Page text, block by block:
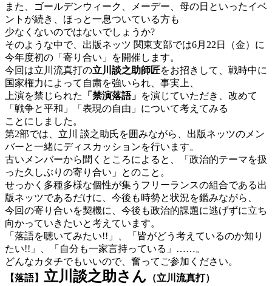
また、ゴールデンウィーク、メーデー、母の日といったイベ
ントが続き、ほっと一息ついている方も
少なくないのではないでしょうか?
そのような中で、出版ネッツ 関東支部では6月22日（金）に
今年度初の「寄り合い」を開催します。
今回は立川流真打の立川談之助師匠をお招きして、戦時中に
国家権力によって自粛を強いられ、事実上、
上演を禁じられた
「禁演落語」 を演じていただき、改めて
「戦争と平和」「表現の自由」について考えてみる
ことにしました。
第2部では、立川 談之助氏を囲みながら、出版ネッツのメン
バーと一緒にディスカッションを行います。
古いメンバーから聞くところによると、「政治的テーマを扱
った久しぶりの寄り合い」とのこと。
せっかく多種多様な個性が集うフリーランスの組合である出
版ネッツであるだけに、今後も時勢と状況を鑑みながら、
今回の寄り合いを契機に、今後も政治的課題に逃げずに立ち
向かっていきたいと考えています。
「落語を聴いてみたい!!」、「皆がどう考えているのか知り
たい!!」、「自分も一家言持っている」……。
どんなカタチでもいいので、奮ってご参加ください。
【落語】 立川談之助さん （立川流真打）